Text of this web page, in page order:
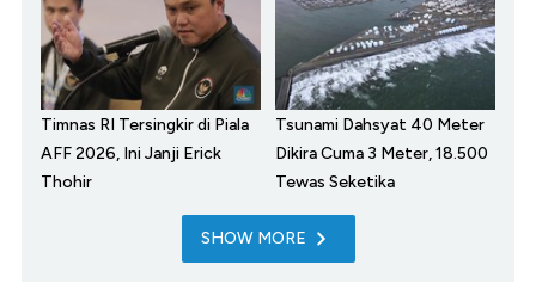
Timnas RI Tersingkir di Piala
AFF 2026, Ini Janji Erick
Thohir
Tsunami Dahsyat 40 Meter
Dikira Cuma 3 Meter, 18.500
Tewas Seketika
SHOW MORE